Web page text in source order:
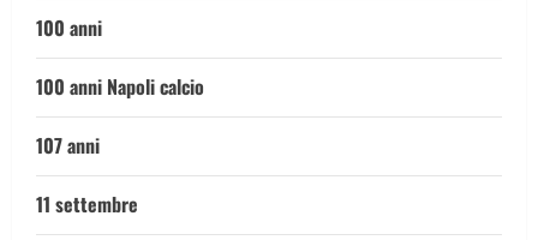
100 anni
100 anni Napoli calcio
107 anni
11 settembre